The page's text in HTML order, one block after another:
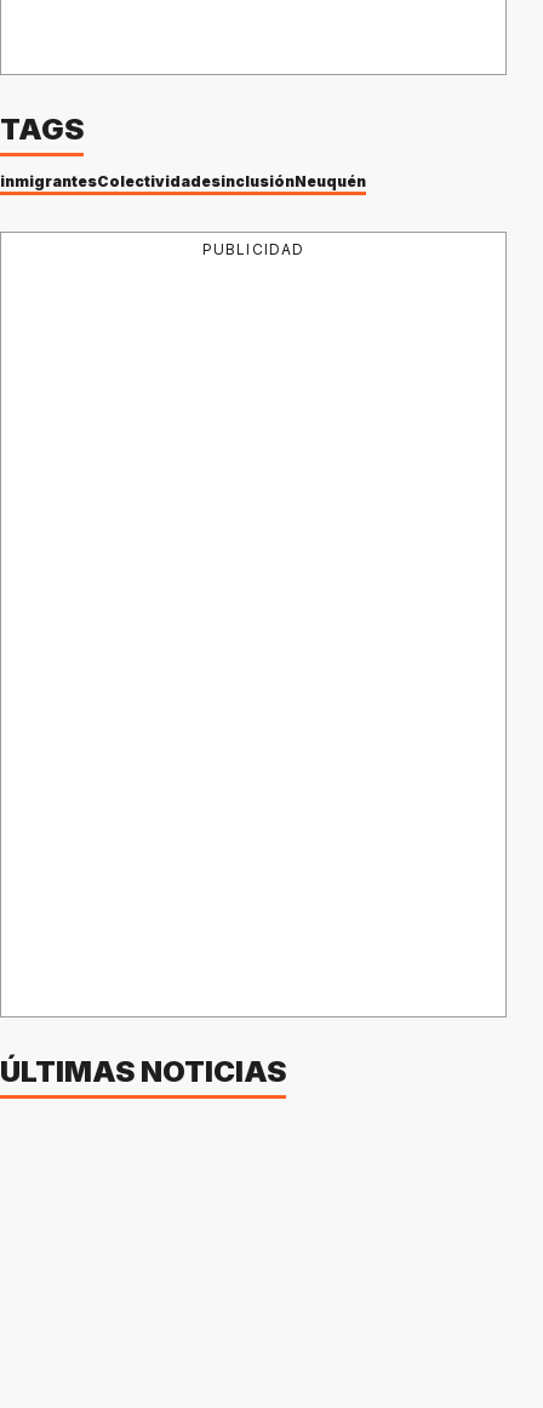
TAGS
inmigrantesColectividadesinclusiónNeuquén
PUBLICIDAD
ÚLTIMAS NOTICIAS